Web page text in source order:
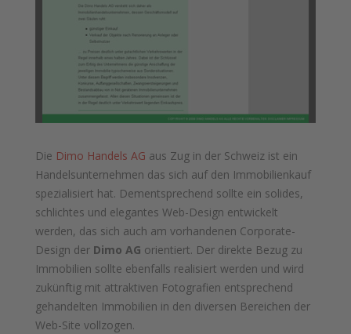
Die Dimo Handels AG aus Zug in der Schweiz ist ein
Handelsunternehmen das sich auf den Immobilienkauf
spezialisiert hat. Dementsprechend sollte ein solides,
schlichtes und elegantes Web-Design entwickelt
werden, das sich auch am vorhandenen Corporate-
Design der Dimo AG orientiert. Der direkte Bezug zu
Immobilien sollte ebenfalls realisiert werden und wird
zukünftig mit attraktiven Fotografien entsprechend
gehandelten Immobilien in den diversen Bereichen der
Web-Site vollzogen.